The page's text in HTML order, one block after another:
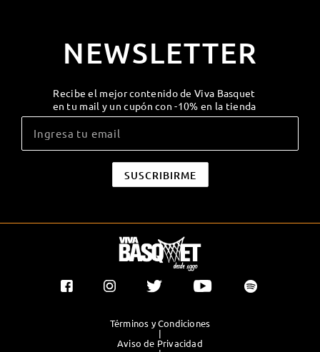
NEWSLETTER
Recibe el mejor contenido de Viva Basquet
en tu mail y un cupón con -10% en la tienda
Términos y Condiciones
|
Aviso de Privacidad